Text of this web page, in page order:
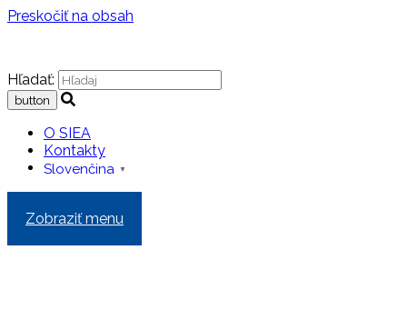
Preskočiť na obsah
Hľadať:
O SIEA
Kontakty
Slovenčina ▼
Zobraziť menu